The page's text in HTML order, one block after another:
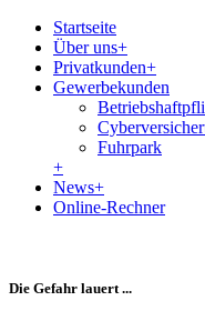
Startseite
Über uns+
Privatkunden+
Gewerbekunden
Fuhrpark
+
News+
Online-Rechner
Die Gefahr lauert ...